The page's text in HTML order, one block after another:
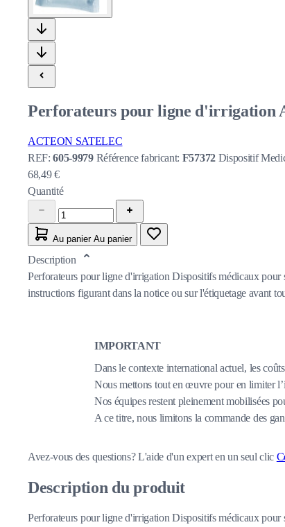
Perforateurs pour ligne d'irrigation
ACTEON SATELEC
REF:605-9979 Référence fabricant: F57372 Dispositif
68,49 €
Quantité
Au panier Au panier
Description
Perforateurs pour ligne d'irrigation Dispositifs médicaux pour
instructions figurant dans la notice ou sur l'étiquetage avant
IMPORTANT
Dans le contexte international actuel, les
Nous mettons tout en œuvre pour en limiter
Nos équipes restent pleinement mobilisées
A ce titre, nous limitons la commande des
Avez-vous des questions?L'aide d'un expert en un seul clic
Description du produit
Perforateurs pour ligne d'irrigation Dispositifs médicaux pour